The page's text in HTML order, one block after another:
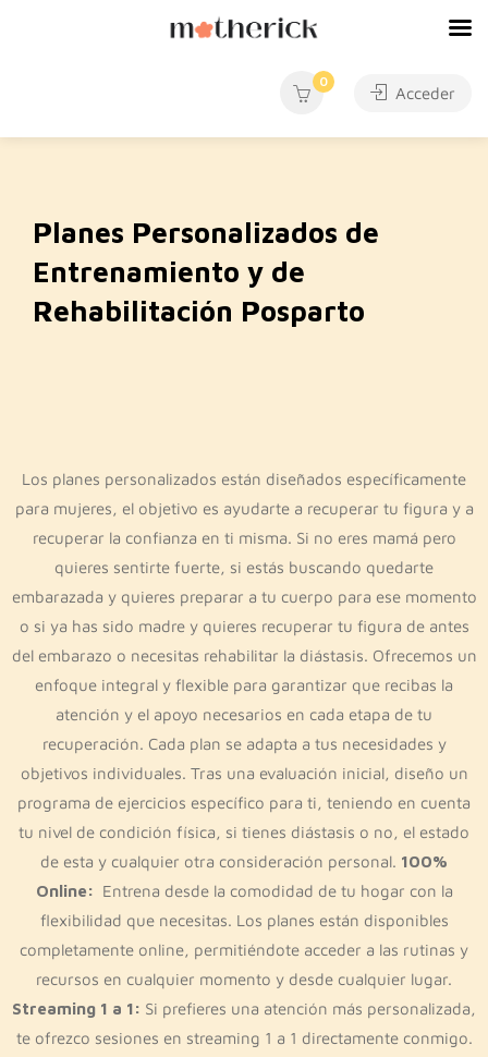
0
Acceder
Planes Personalizados de
Entrenamiento y de
Rehabilitación Posparto
Los planes personalizados están diseñados específicamente
para mujeres, el objetivo es ayudarte a recuperar tu figura y a
recuperar la confianza en ti misma. Si no eres mamá pero
quieres sentirte fuerte, si estás buscando quedarte
embarazada y quieres preparar a tu cuerpo para ese momento
o si ya has sido madre y quieres recuperar tu figura de antes
del embarazo o necesitas rehabilitar la diástasis. Ofrecemos un
enfoque integral y flexible para garantizar que recibas la
atención y el apoyo necesarios en cada etapa de tu
recuperación. Cada plan se adapta a tus necesidades y
objetivos individuales. Tras una evaluación inicial, diseño un
programa de ejercicios específico para ti, teniendo en cuenta
tu nivel de condición física, si tienes diástasis o no, el estado
de esta y cualquier otra consideración personal. 100%
Online: Entrena desde la comodidad de tu hogar con la
flexibilidad que necesitas. Los planes están disponibles
completamente online, permitiéndote acceder a las rutinas y
recursos en cualquier momento y desde cualquier lugar.
Streaming 1 a 1: Si prefieres una atención más personalizada,
te ofrezco sesiones en streaming 1 a 1 directamente conmigo.